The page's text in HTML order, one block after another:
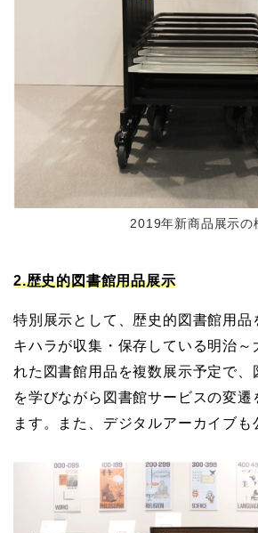
2019年新商品展示
2.歴史的図書館用品展示
特別展示として、歴史的図書館用品
キハラが収集・保存している明治～
れた図書館用品を複数展示予定で、
を学びながら図書館サービスの変遷
ます。また、デジタルアーカイブも